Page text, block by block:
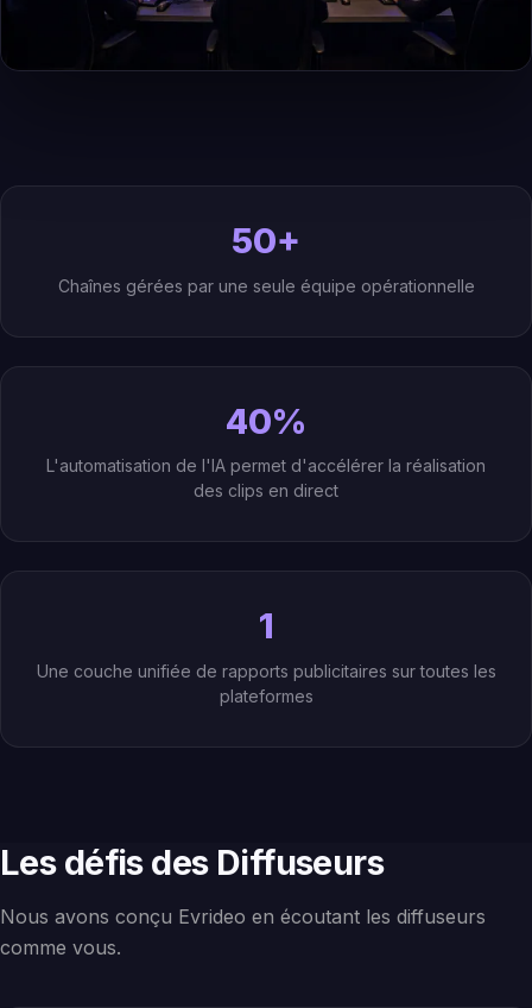
50+
Chaînes gérées par une seule équipe opérationnelle
40%
L'automatisation de l'IA permet d'accélérer la réalisation
des clips en direct
1
Une couche unifiée de rapports publicitaires sur toutes les
plateformes
Les défis des Diffuseurs
Nous avons conçu Evrideo en écoutant les diffuseurs
comme vous.